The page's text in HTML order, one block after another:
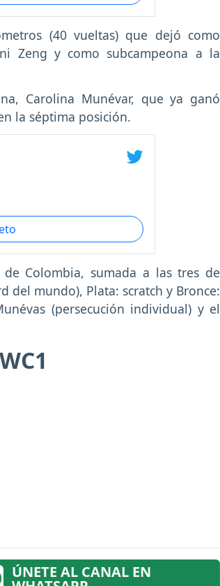
(40 vueltas) que dejó como
Zeng y como subcampeona a la
Carolina Munévar, que ya ganó
la séptima posición.
Colombia, sumada a las tres de
del mundo), Plata: scratch y Bronce:
(persecución individual) y el
ÚNETE AL CANAL EN